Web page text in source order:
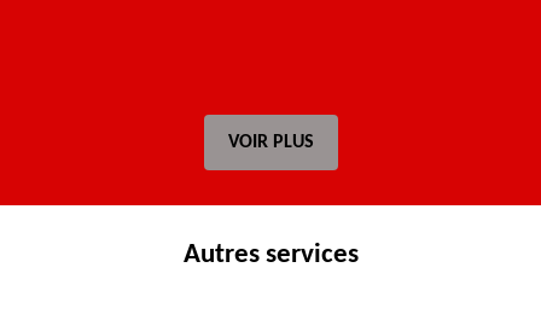
VOIR PLUS
Autres services